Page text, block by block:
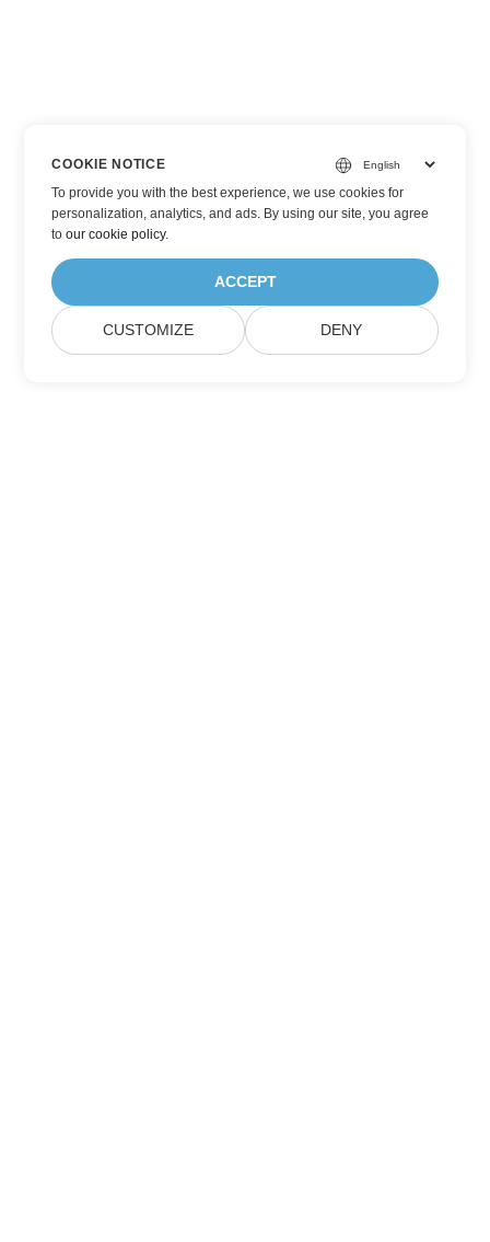
COOKIE NOTICE
To provide you with the best experience, we use cookies for
personalization, analytics, and ads. By using our site, you agree
toour cookie policy.
ACCEPT
CUSTOMIZE DENY